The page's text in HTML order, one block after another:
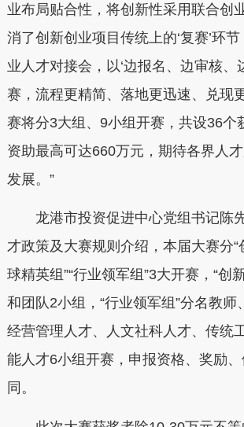
业布局贴合性，将创新性采用联合创
消了创新创业项目传统上的‘复赛’环
业人才对接会，以‘边报名、边审核、
赛，流程更精简、落地更迅速、兑现
赛将分3大组、9小组开赛，共设36个
资助最高可达660万元，期待各界人
发展。”
龙港市投资促进中心党组书记陈
才政策及大赛规则介绍，本届大赛分“
球精英组”“行业领军组”3大开赛，“创
和团队2小组，“行业领军组”分名教师
经营管理人才、人文社科人才、传统
能人才6小组开赛，申报资格、奖励
同。